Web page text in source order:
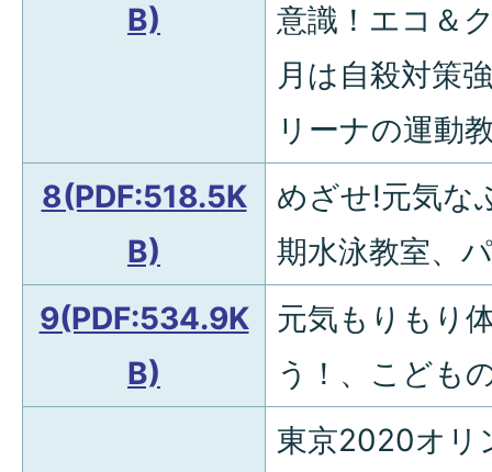
B)
意識！エコ＆
月は自殺対策
リーナの運動
8(PDF:518.5K
B)
めざせ!元気な
期水泳教室、
9(PDF:534.9K
B)
元気もりもり
う！、こども
東京2020オリ